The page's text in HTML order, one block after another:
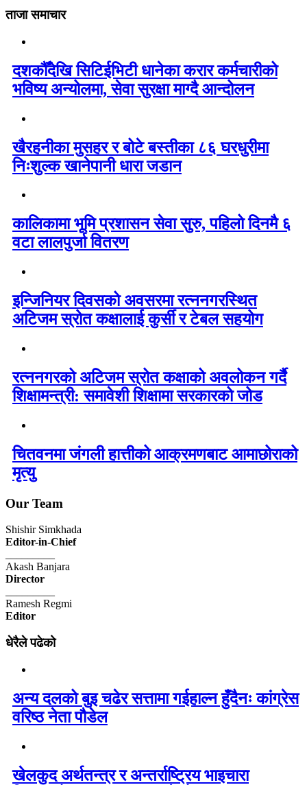
ताजा समाचार
दशकौँदेखि सिटिईभिटी धानेका करार कर्मचारीको
भविष्य अन्योलमा, सेवा सुरक्षा माग्दै आन्दोलन
खैरहनीका मुसहर र बोटे बस्तीका ८६ घरधुरीमा
निःशुल्क खानेपानी धारा जडान
कालिकामा भूमि प्रशासन सेवा सुरु, पहिलो दिनमै ६
वटा लालपुर्जा वितरण
इन्जिनियर दिवसको अवसरमा रत्ननगरस्थित
अटिजम स्रोत कक्षालाई कुर्सी र टेबल सहयोग
रत्ननगरको अटिजम स्रोत कक्षाको अवलोकन गर्दै
शिक्षामन्त्री: समावेशी शिक्षामा सरकारको जोड
चितवनमा जंगली हात्तीको आक्रमणबाट आमाछोराको
मृत्यु
Our Team
Shishir Simkhada
Editor-in-Chief
Akash Banjara
Director
Ramesh Regmi
Editor
धेरैले पढेको
अन्य दलको बुइ चढेर सत्तामा गईहाल्न हुँदैनः कांग्रेस
वरिष्ठ नेता पौडेल
खेलकुद अर्थतन्त्र र अन्तर्राष्ट्रिय भाइचारा